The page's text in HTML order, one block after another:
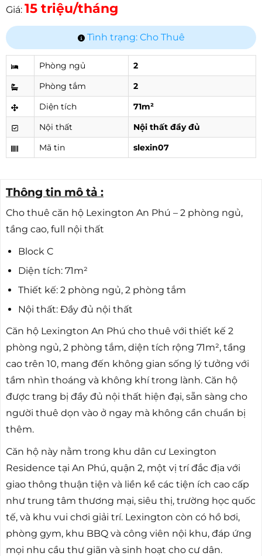
Giá: 15 triệu/tháng
Tình trạng: Cho Thuê
Phòng ngủ
2
Phòng tắm
2
Diện tích
71m²
Nội thất
Nội thất đầy đủ
Mã tin
slexin07
Thông tin mô tả :
Cho thuê căn hộ Lexington An Phú – 2 phòng ngủ,
tầng cao, full nội thất
Block C
Diện tích: 71m²
Thiết kế: 2 phòng ngủ, 2 phòng tắm
Nội thất: Đầy đủ nội thất
Căn hộ Lexington An Phú cho thuê với thiết kế 2
phòng ngủ, 2 phòng tắm, diện tích rộng 71m², tầng
cao trên 10, mang đến không gian sống lý tưởng với
tầm nhìn thoáng và không khí trong lành. Căn hộ
được trang bị đầy đủ nội thất hiện đại, sẵn sàng cho
người thuê dọn vào ở ngay mà không cần chuẩn bị
thêm.
Căn hộ này nằm trong khu dân cư Lexington
Residence tại An Phú, quận 2, một vị trí đắc địa với
giao thông thuận tiện và liền kề các tiện ích cao cấp
như trung tâm thương mại, siêu thị, trường học quốc
tế, và khu vui chơi giải trí. Lexington còn có hồ bơi,
phòng gym, khu BBQ và công viên nội khu, đáp ứng
mọi nhu cầu thư giãn và sinh hoạt cho cư dân.